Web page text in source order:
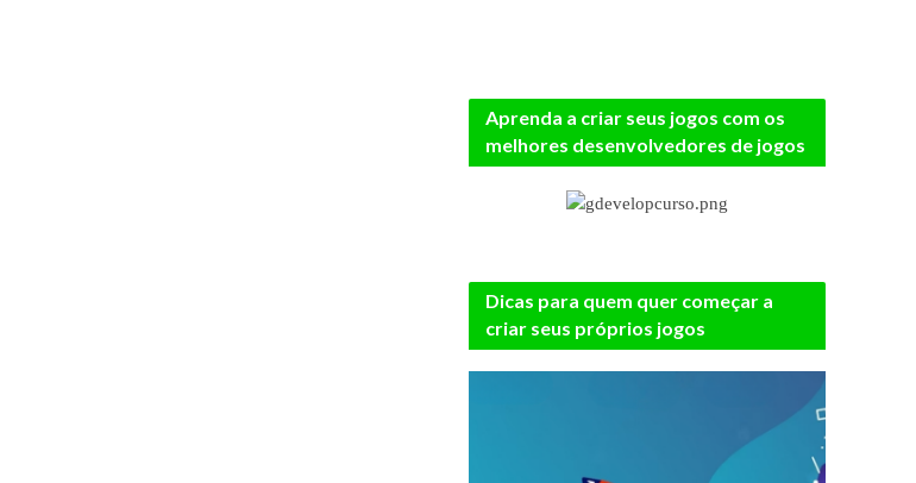
Aprenda a criar seus jogos com os
melhores desenvolvedores de jogos
Dicas para quem quer começar a
criar seus próprios jogos